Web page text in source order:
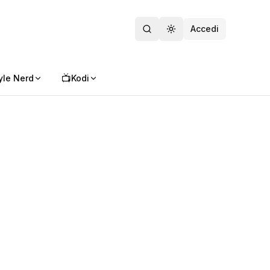
Toggle theme
Accedi
Nerd 📺Kodi